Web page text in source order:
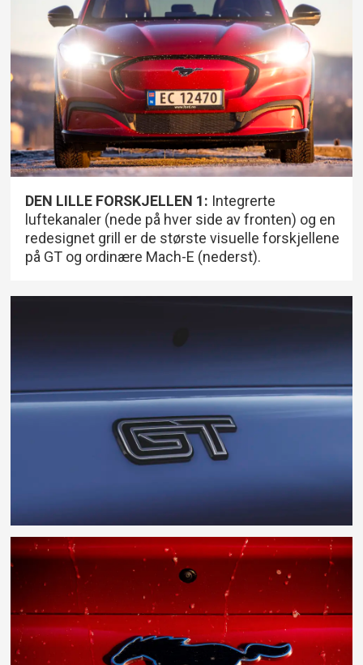
DEN LILLE FORSKJELLEN 1: Integrerte
luftekanaler (nede på hver side av fronten) og en
redesignet grill er de største visuelle forskjellene
på GT og ordinære Mach-E (nederst).